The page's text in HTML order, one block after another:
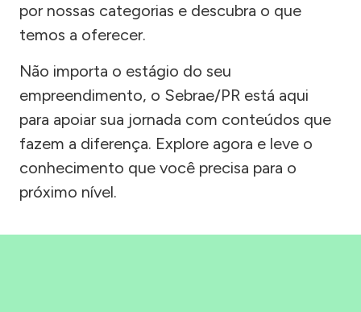
por nossas categorias e descubra o que
temos a oferecer.
Não importa o estágio do seu
empreendimento, o Sebrae/PR está aqui
para apoiar sua jornada com conteúdos que
fazem a diferença. Explore agora e leve o
conhecimento que você precisa para o
próximo nível.